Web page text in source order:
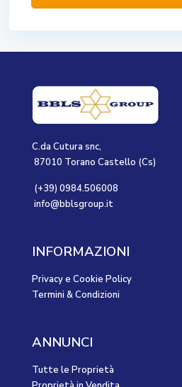
C.da Cutura snc,
87010 Torano Castello (Cs)
(+39) 0984.506008
info@bblsgroup.it
INFORMAZIONI
Privacy e Cookie Policy
Termini & Condizioni
ANNUNCI
Tutte le Proprietà